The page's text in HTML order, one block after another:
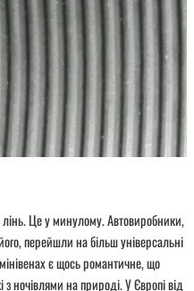
лінь. Це у минулому. Автовиробники,
перейшли на більш універсальні
є щось романтичне, що
з ночівлями на природі. У Європі від